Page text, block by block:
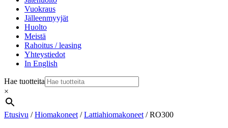
Vuokraus
Jälleenmyyjät
Huolto
Meistä
Rahoitus / leasing
Yhteystiedot
In English
Hae tuotteita
×
Etusivu /Hiomakoneet /Lattiahiomakoneet / RO300